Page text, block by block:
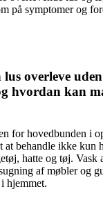
på symptomer og
overleve
hvordan kan
for hovedbunden i
behandle ikke kun
hatte og tøj. Vask
af møbler og
hjemmet.